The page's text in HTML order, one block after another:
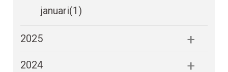
januari(1)
2025
2024